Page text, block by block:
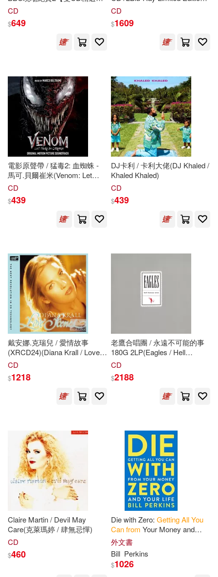
(The Beatles / On Air - Live At
CD
$649
(披頭四合唱團 / 冠軍精選
量版】)
CD
$1609
電影原聲帶 / 猛毒2: 血蜘蛛 -
馬可.貝爾崔米(Venom: Let
There Be Carnage (Original
CD
$439
DJ卡利 / 卡利大佬(DJ Khaled /
Khaled Khaled)
CD
$439
戴安娜.克瑞兒 / 愛情故事
(XRCD24)(Diana Krall / Love
Scenes (XRCD24))
CD
$1218
老鷹合唱團 / 永遠不可能的事
180G 2LP(Eagles / Hell
Freezes Over 180G 2LP)
CD
$2188
Claire Martin / Devil May
Care(克萊瑪婷 / 肆無忌憚)
CD
$460
Die with Zero: GettingAllYou
Canfrom Your Money and
Your Life
外文書
Bill Perkins
$1026